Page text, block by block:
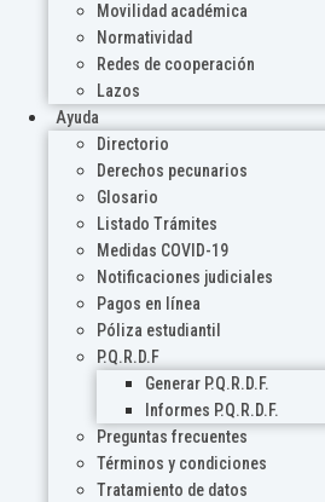
Movilidad académica
Normatividad
Redes de cooperación
Lazos
Ayuda
Directorio
Derechos pecunarios
Glosario
Listado Trámites
Medidas COVID-19
Notificaciones judiciales
Pagos en línea
Póliza estudiantil
P.Q.R.D.F
Generar P.Q.R.D.F.
Informes P.Q.R.D.F.
Preguntas frecuentes
Términos y condiciones
Tratamiento de datos